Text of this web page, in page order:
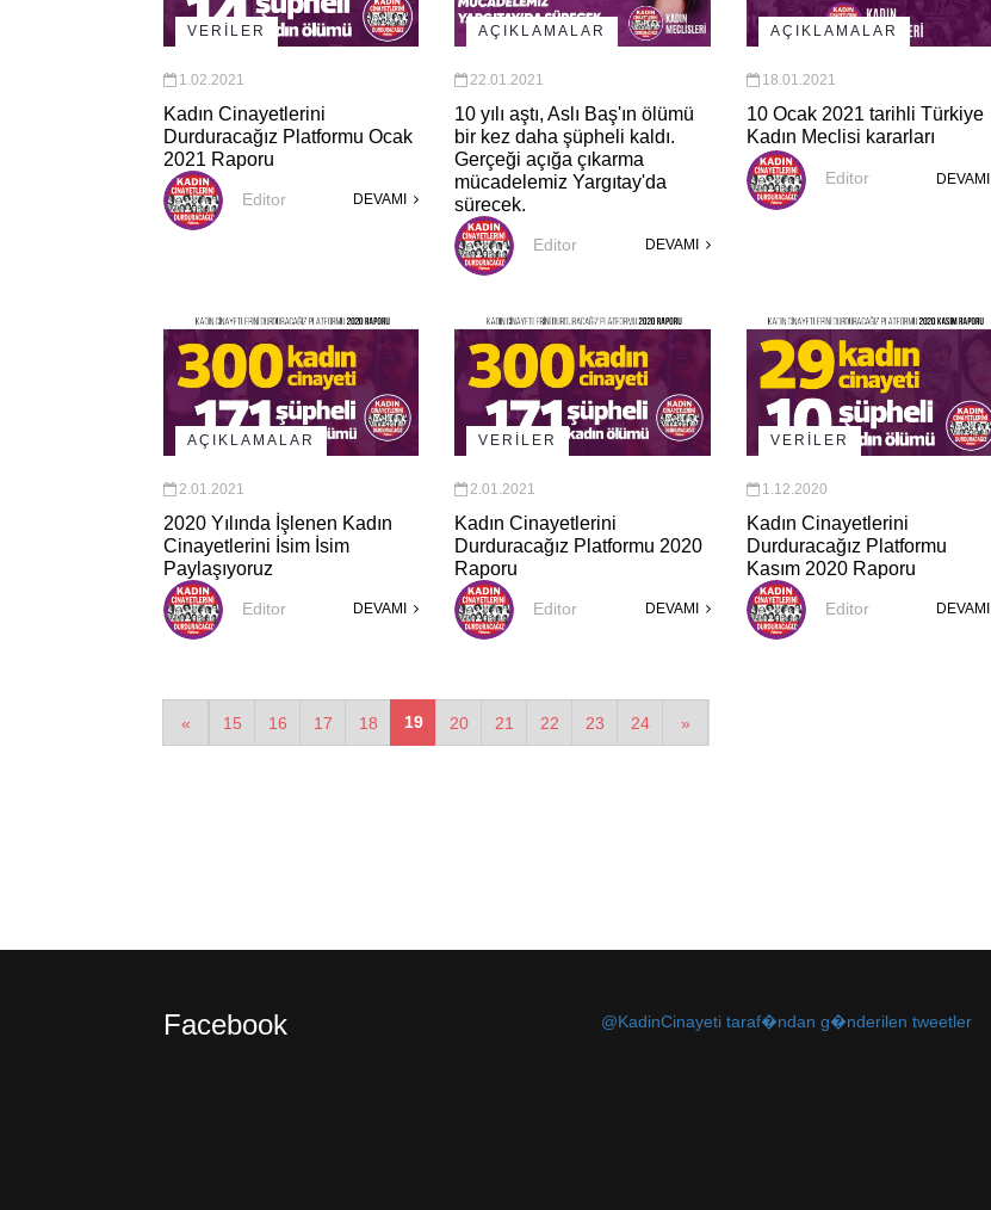
VERİLER
1.02.2021
Kadın Cinayetlerini
Durduracağız Platformu Ocak
2021 Raporu
Editor DEVAMI
AÇIKLAMALAR
22.01.2021
10 yılı aştı, Aslı Baş'ın ölümü
bir kez daha şüpheli kaldı.
Gerçeği açığa çıkarma
mücadelemiz Yargıtay'da
sürecek.
Editor DEVAMI
AÇIKLAMALAR
18.01.2021
10 Ocak 2021 tarihli Türkiye
Kadın Meclisi kararları
Editor DEVAMI
AÇIKLAMALAR
2.01.2021
2020 Yılında İşlenen Kadın
Cinayetlerini İsim İsim
Paylaşıyoruz
Editor DEVAMI
VERİLER
2.01.2021
Kadın Cinayetlerini
Durduracağız Platformu 2020
Raporu
Editor DEVAMI
VERİLER
1.12.2020
Kadın Cinayetlerini
Durduracağız Platformu
Kasım 2020 Raporu
Editor DEVAMI
« 15 16 17 18 19 20 21 22 23 24 »
Facebook @KadinCinayeti taraf�ndan g�nderilen tweetler